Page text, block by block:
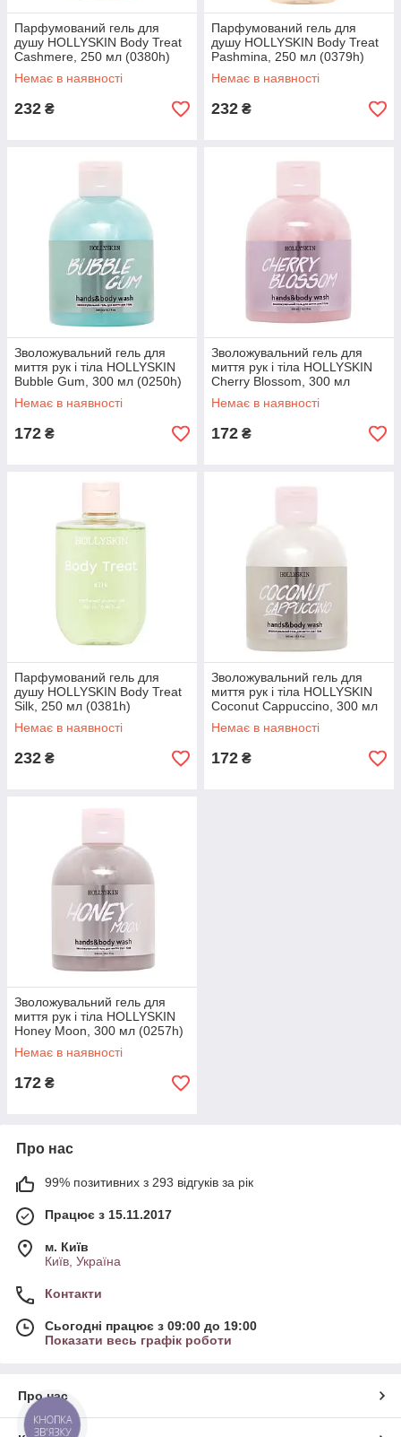
Парфумований гель для
душу HOLLYSKIN Body Treat
Cashmere, 250 мл (0380h)
Немає в наявності
232 ₴
Парфумований гель для
душу HOLLYSKIN Body Treat
Pashmina, 250 мл (0379h)
Немає в наявності
232 ₴
Зволожувальний гель для
миття рук і тіла HOLLYSKIN
Bubble Gum, 300 мл (0250h)
Немає в наявності
172 ₴
Зволожувальний гель для
миття рук і тіла HOLLYSKIN
Cherry Blossom, 300 мл
(0256h)
Немає в наявності
172 ₴
Парфумований гель для
душу HOLLYSKIN Body Treat
Silk, 250 мл (0381h)
Немає в наявності
232 ₴
Зволожувальний гель для
миття рук і тіла HOLLYSKIN
Coconut Cappuccino, 300 мл
(0251h)
Немає в наявності
172 ₴
Зволожувальний гель для
миття рук і тіла HOLLYSKIN
Honey Moon, 300 мл (0257h)
Немає в наявності
172 ₴
Про нас
99% позитивних з 293 відгуків за рік
Працює з 15.11.2017
м. Київ
Київ, Україна
Контакти
Сьогодні працює з 09:00 до 19:00
Показати весь графік роботи
Про нас
КНОПКА
ЗВ'ЯЗКУ